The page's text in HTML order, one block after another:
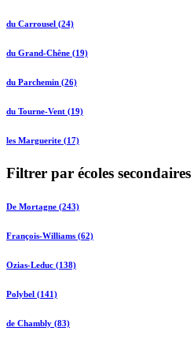
du Carrousel (24)
du Grand-Chêne (19)
du Parchemin (26)
du Tourne-Vent (19)
les Marguerite (17)
Filtrer par écoles secondaires
De Mortagne (243)
François-Williams (62)
Ozias-Leduc (138)
Polybel (141)
de Chambly (83)